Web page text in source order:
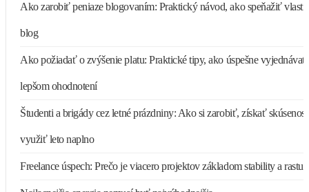
Ako zarobiť peniaze blogovaním: Praktický návod, ako speňažiť
blog
Ako požiadať o zvýšenie platu: Praktické tipy, ako úspešne vyjednávať
lepšom ohodnotení
Študenti a brigády cez letné prázdniny: Ako si zarobiť, získať
využiť leto naplno
Freelance úspech: Prečo je viacero projektov základom stability a rastu